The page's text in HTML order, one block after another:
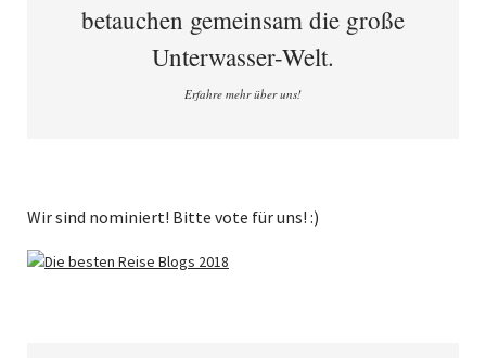
betauchen gemeinsam die große
Unterwasser-Welt.
Erfahre mehr über uns!
Wir sind nominiert! Bitte vote für uns! :)